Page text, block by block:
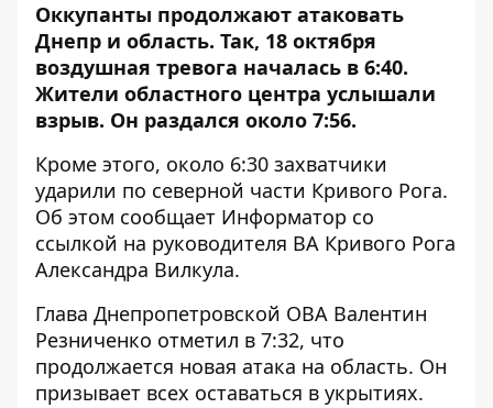
Оккупанты продолжают атаковать
Днепр и область. Так, 18 октября
воздушная тревога началась в 6:40.
Жители областного центра услышали
взрыв. Он раздался около 7:56.
Кроме этого, около 6:30 захватчики
ударили по северной части Кривого Рога.
Об этом сообщает Информатор со
ссылкой на руководителя ВА Кривого Рога
Александра Вилкула.
Глава Днепропетровской ОВА Валентин
Резниченко отметил в 7:32, что
продолжается новая атака на область. Он
призывает всех оставаться в укрытиях.